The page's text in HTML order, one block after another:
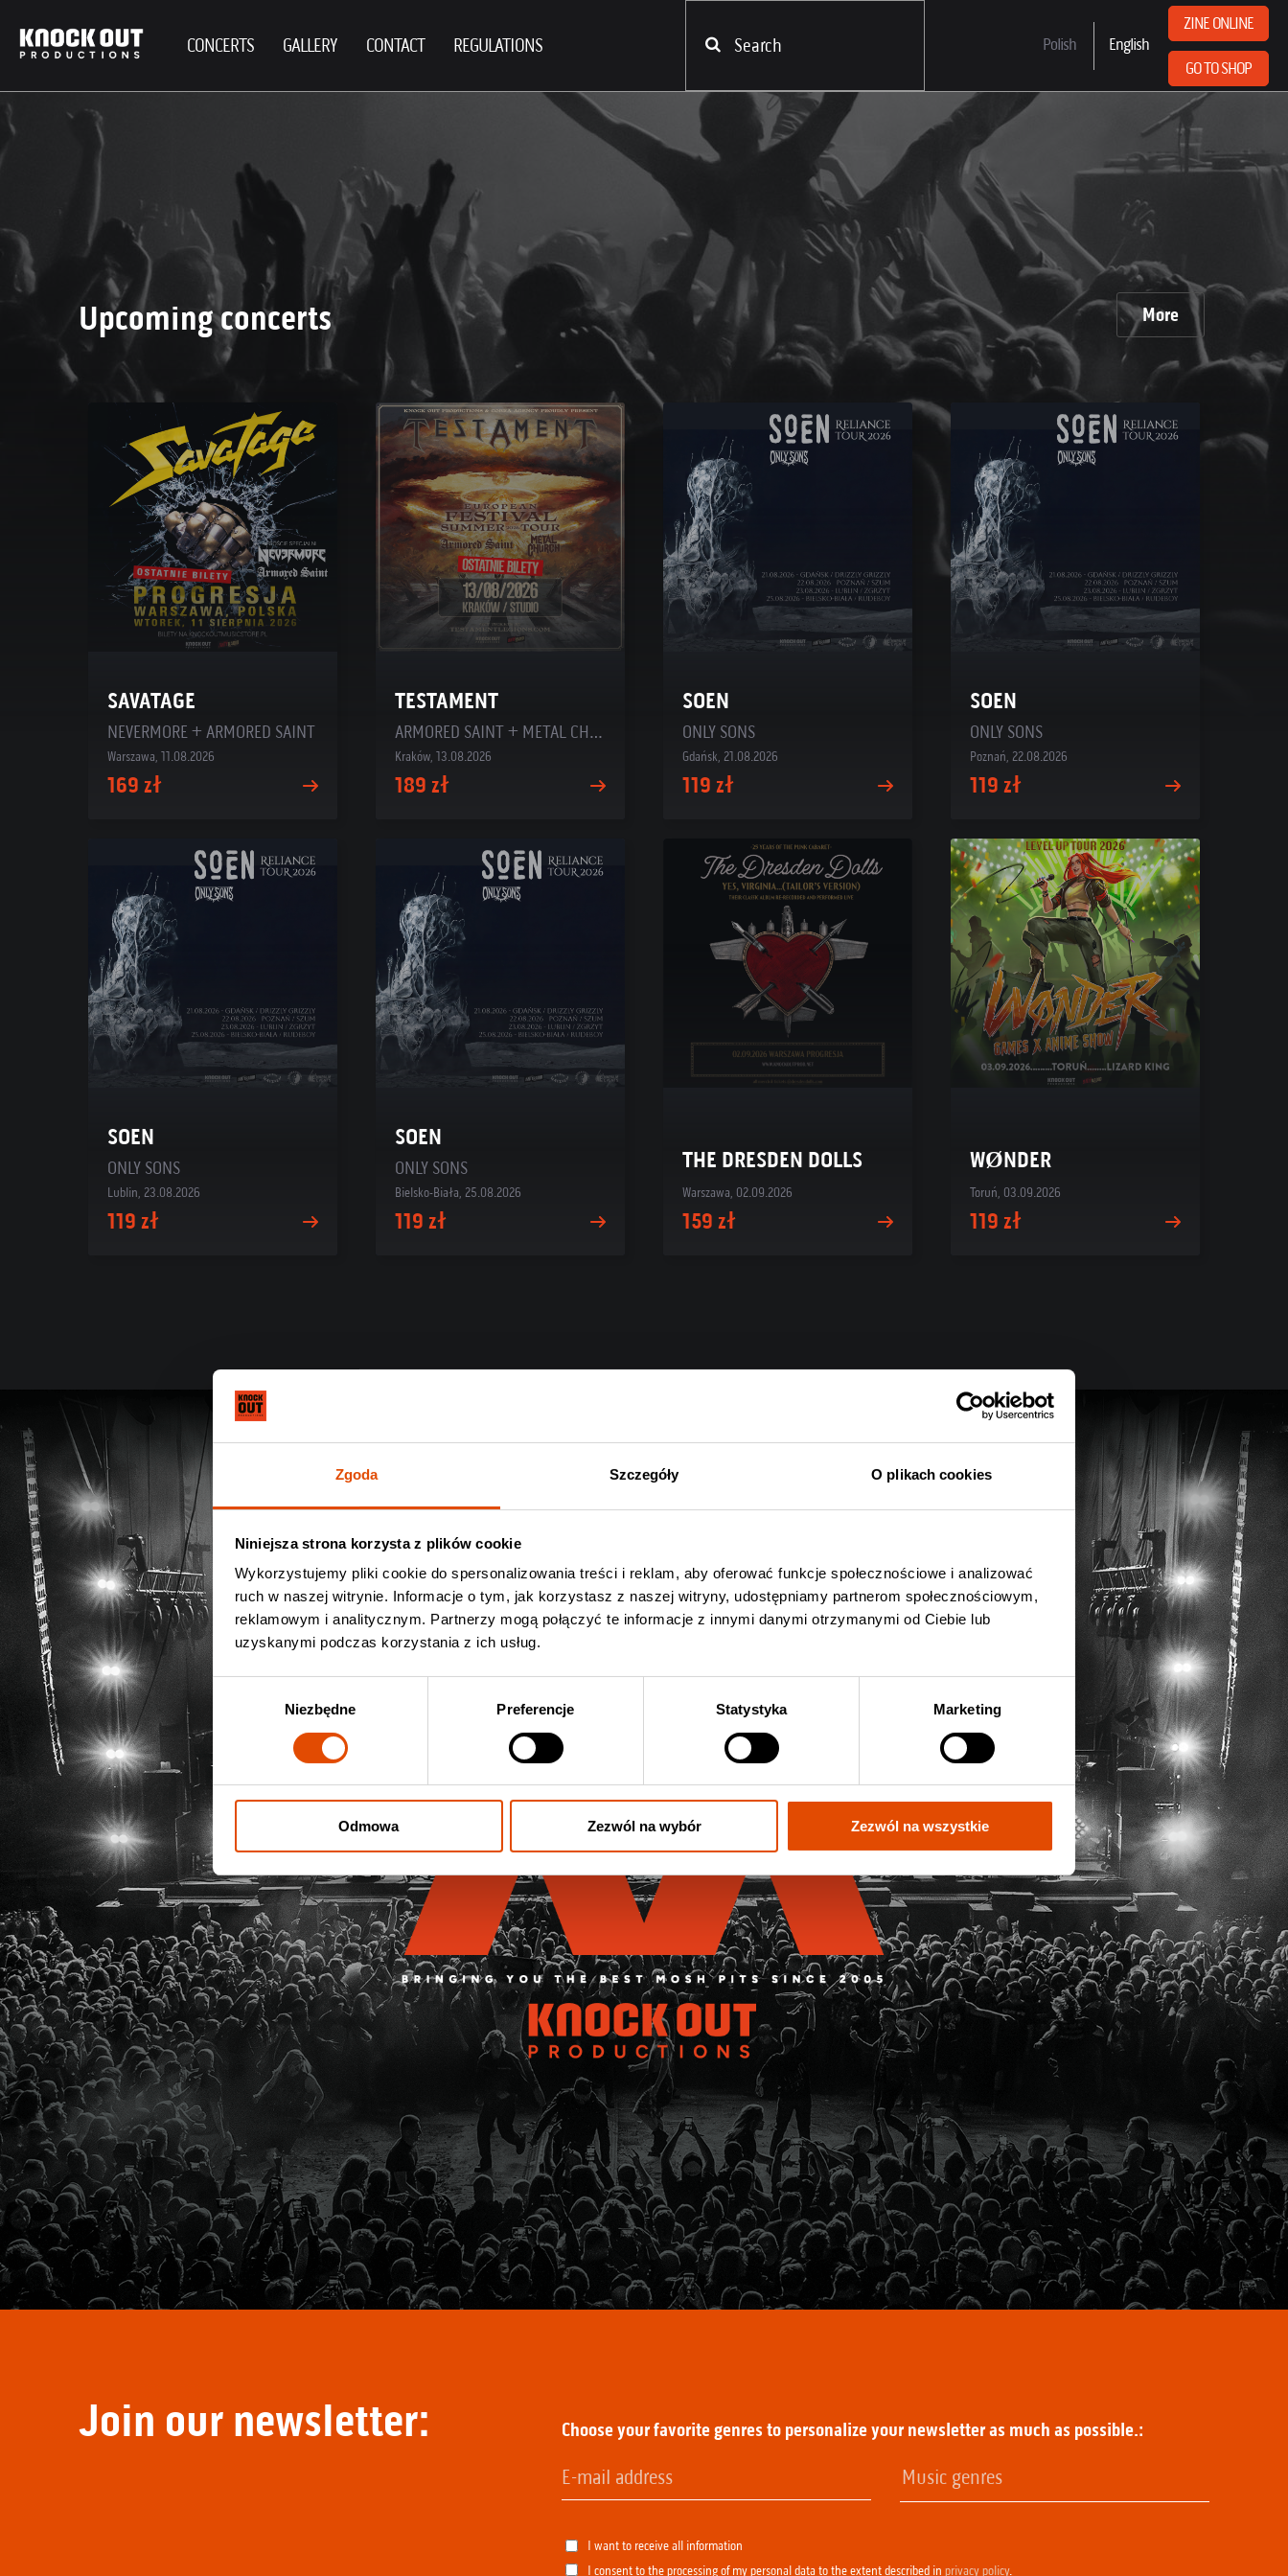
Zgoda Szczegóły O plikach cookies
Niniejsza strona korzysta z plików cookie
Wykorzystujemy pliki cookie do spersonalizowania treści i reklam, aby oferować funkcje społecznościowe i analizować
ruch w naszej witrynie. Informacje o tym, jak korzystasz z naszej witryny, udostępniamy partnerom społecznościowym,
reklamowym i analitycznym. Partnerzy mogą połączyć te informacje z innymi danymi otrzymanymi od Ciebie lub
uzyskanymi podczas korzystania z ich usług.
Niezbędne Preferencje Statystyka Marketing
Odmowa Zezwól na wybór Zezwól na wszystkie
CONCERTS GALLERY CONTACT REGULATIONS Polish English
ZINE ONLINE
GO TO SHOP
Upcoming concerts More
SAVATAGE
NEVERMORE + ARMORED SAINT
Warszawa, 11.08.2026
169 zł
TESTAMENT
ARMORED SAINT + METAL CHURCH
Kraków, 13.08.2026
189 zł
SOEN
ONLY SONS
Gdańsk, 21.08.2026
119 zł
SOEN
ONLY SONS
Poznań, 22.08.2026
119 zł
SOEN
ONLY SONS
Lublin, 23.08.2026
119 zł
SOEN
ONLY SONS
Bielsko-Biała, 25.08.2026
119 zł
THE DRESDEN DOLLS
Warszawa, 02.09.2026
159 zł
WØNDER
Toruń, 03.09.2026
119 zł
Join our newsletter: Choose your favorite genres to personalize your newsletter as much as possible.:
I want to receive all information
I consent to the processing of my personal data to the extent described inprivacy policy.